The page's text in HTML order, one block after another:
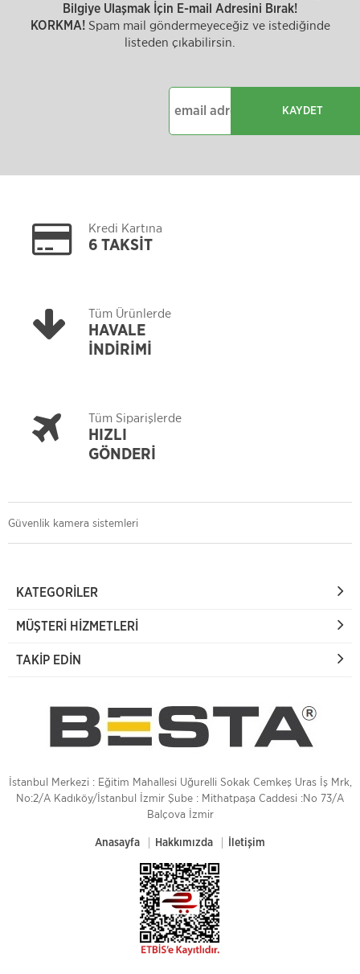
Bilgiye Ulaşmak İçin E-mail Adresini Bırak!
KORKMA! Spam mail göndermeyeceğiz ve istediğinde
listeden çıkabilirsin.
KAYDET
Kredi Kartına
6 TAKSİT
Tüm Ürünlerde
HAVALE
İNDİRİMİ
Tüm Siparişlerde
HIZLI
GÖNDERİ
Güvenlik kamera sistemleri
KATEGORILER
MÜŞTERI HIZMETLERI
TAKIP EDIN
İstanbul Merkezi : Eğitim Mahallesi Uğurelli Sokak Cemkeş Uras İş Mrk,
No:2/A Kadıköy/İstanbul İzmir Şube : Mithatpaşa Caddesi :No 73/A
Balçova İzmir
Anasayfa Hakkımızda İletişim